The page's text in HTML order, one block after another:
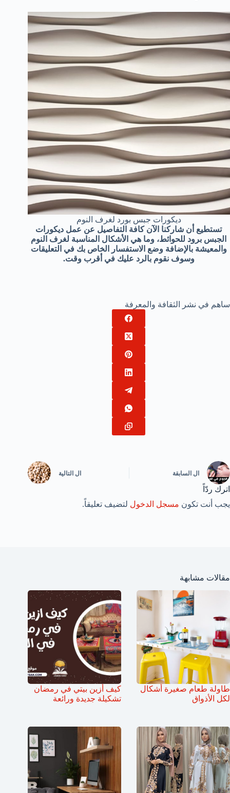
ديكورات جبس بورد لغرف النوم
تستطيع أن شاركنا الآن كافة التفاصيل عن عمل ديكورات
الجبس برود للحوائط، وما هي الأشكال المناسبة لغرف النوم
والمعيشة بالإضافة وضع الاستفسار الخاص بك في التعليقات
وسوف نقوم بالرد عليك في أقرب وقت.
ساهم في نشر الثقافة والمعرفة
ال السابقة ال التالية
اترك ردّاً
يجب أنت تكون مسجل الدخول لتضيف تعليقاً.
مقالات مشابهة
طاولة طعام صغيرة أشكال
لكل الأذواق
كيف أزين بيتي في رمضان
تشكيلة جديدة ورائعة